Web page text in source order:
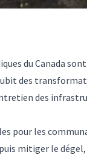
du Canada
des
des
pour les
mitiger le dégel,